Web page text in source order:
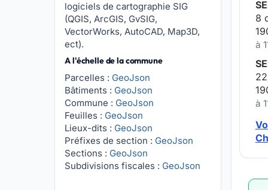
logiciels de cartographie SIG
(QGIS, ArcGIS, GvSIG,
VectorWorks, AutoCAD, Map3D,
ect).
A l'échelle de la commune
Parcelles : GeoJson
Bâtiments : GeoJson
Commune : GeoJson
Feuilles : GeoJson
Lieux-dits : GeoJson
Préfixes de section : GeoJson
Sections : GeoJson
Subdivisions fiscales : GeoJson
8
à
à